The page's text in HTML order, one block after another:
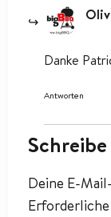
Danke
Antworten
Deine E-